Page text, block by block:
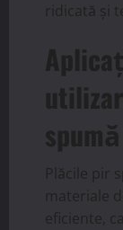
ridicată și
Plăcile pir
materiale
eficiente,